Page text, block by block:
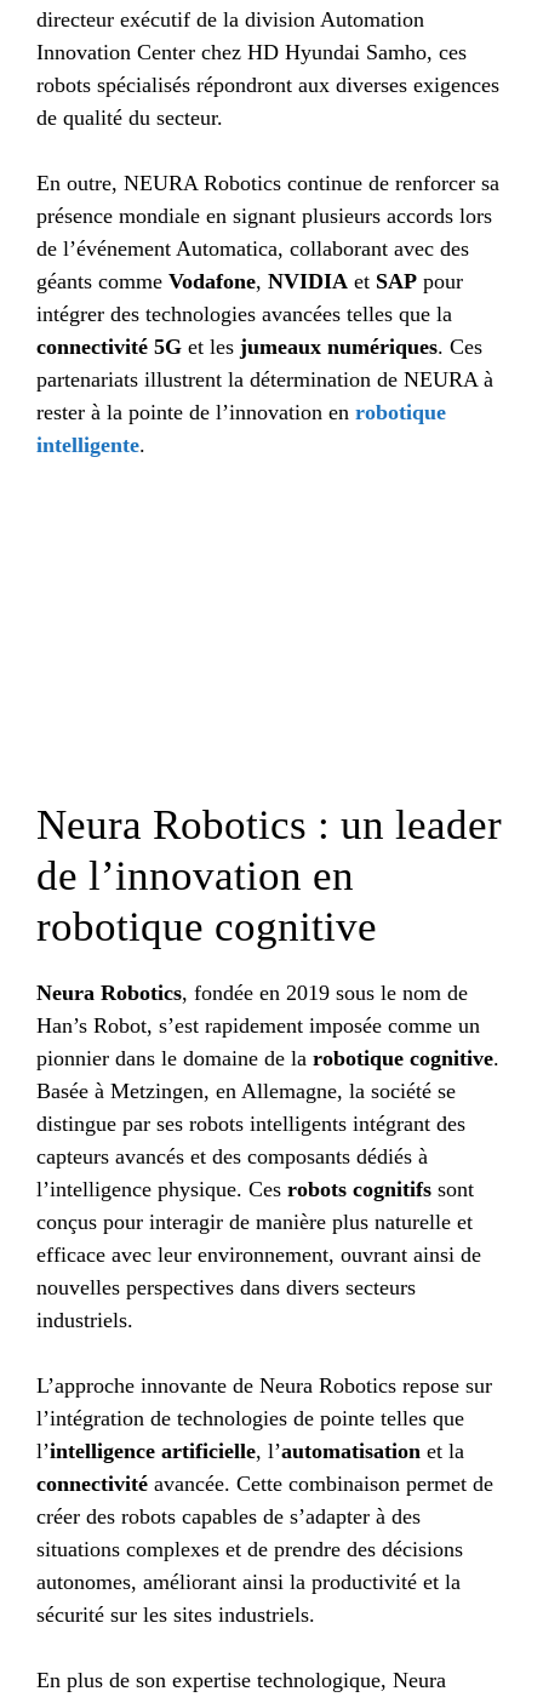
directeur exécutif de la division Automation
Innovation Center chez HD Hyundai Samho, ces
robots spécialisés répondront aux diverses exigences
de qualité du secteur.
En outre, NEURA Robotics continue de renforcer sa
présence mondiale en signant plusieurs accords lors
de l’événement Automatica, collaborant avec des
géants comme Vodafone, NVIDIA et SAP pour
intégrer des technologies avancées telles que la
connectivité 5G et les jumeaux numériques. Ces
partenariats illustrent la détermination de NEURA à
rester à la pointe de l’innovation en robotique
intelligente.
Neura Robotics : un leader
de l’innovation en
robotique cognitive
Neura Robotics, fondée en 2019 sous le nom de
Han’s Robot, s’est rapidement imposée comme un
pionnier dans le domaine de la robotique cognitive.
Basée à Metzingen, en Allemagne, la société se
distingue par ses robots intelligents intégrant des
capteurs avancés et des composants dédiés à
l’intelligence physique. Ces robots cognitifs sont
conçus pour interagir de manière plus naturelle et
efficace avec leur environnement, ouvrant ainsi de
nouvelles perspectives dans divers secteurs
industriels.
L’approche innovante de Neura Robotics repose sur
l’intégration de technologies de pointe telles que
l’intelligence artificielle, l’automatisation et la
connectivité avancée. Cette combinaison permet de
créer des robots capables de s’adapter à des
situations complexes et de prendre des décisions
autonomes, améliorant ainsi la productivité et la
sécurité sur les sites industriels.
En plus de son expertise technologique, Neura